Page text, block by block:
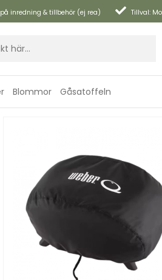
inredning & tillbehör (ej rea) Tillval:
Blommor Gåsatoffeln